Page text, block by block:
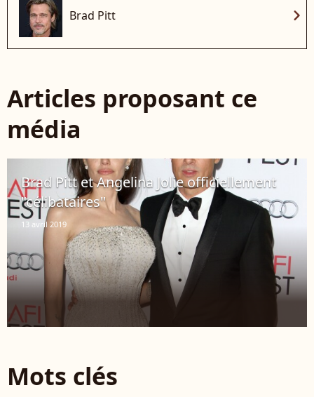
Brad Pitt chevron_right
Articles proposant ce
média
Brad Pitt et Angelina Jolie officiellement
"célibataires"
13 avril 2019
Mots clés